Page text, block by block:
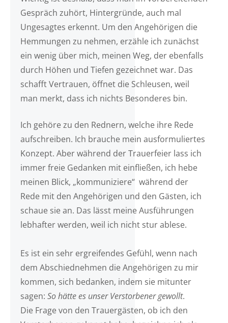
Gespräch zuhört, Hintergründe, auch mal
Ungesagtes erkennt. Um den Angehörigen die
Hemmungen zu nehmen, erzähle ich zunächst
ein wenig über mich, meinen Weg, der ebenfalls
durch Höhen und Tiefen gezeichnet war. Das
schafft Vertrauen, öffnet die Schleusen, weil
man merkt, dass ich nichts Besonderes bin.
Ich gehöre zu den Rednern, welche ihre Rede
aufschreiben. Ich brauche mein ausformuliertes
Konzept. Aber während der Trauerfeier lass ich
immer freie Gedanken mit einfließen, ich hebe
meinen Blick, „kommuniziere“ während der
Rede mit den Angehörigen und den Gästen, ich
schaue sie an. Das lässt meine Ausführungen
lebhafter werden, weil ich nicht stur ablese.
Es ist ein sehr ergreifendes Gefühl, wenn nach
dem Abschiednehmen die Angehörigen zu mir
kommen, sich bedanken, indem sie mitunter
sagen: So hätte es unser Verstorbener gewollt.
Die Frage von den Trauergästen, ob ich den